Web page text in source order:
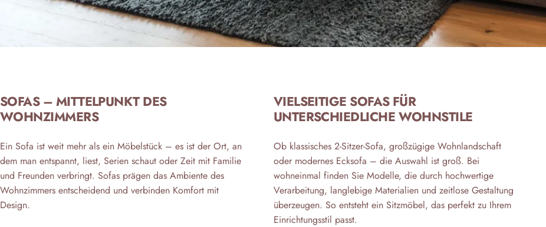
SOFAS – MITTELPUNKT DES
WOHNZIMMERS
Ein Sofa ist weit mehr als ein Möbelstück – es ist der Ort, an
dem man entspannt, liest, Serien schaut oder Zeit mit Familie
und Freunden verbringt. Sofas prägen das Ambiente des
Wohnzimmers entscheidend und verbinden Komfort mit
Design.
VIELSEITIGE SOFAS FÜR
UNTERSCHIEDLICHE WOHNSTILE
Ob klassisches 2-Sitzer-Sofa, großzügige Wohnlandschaft
oder modernes Ecksofa – die Auswahl ist groß. Bei
wohneinmal finden Sie Modelle, die durch hochwertige
Verarbeitung, langlebige Materialien und zeitlose Gestaltung
überzeugen. So entsteht ein Sitzmöbel, das perfekt zu Ihrem
Einrichtungsstil passt.